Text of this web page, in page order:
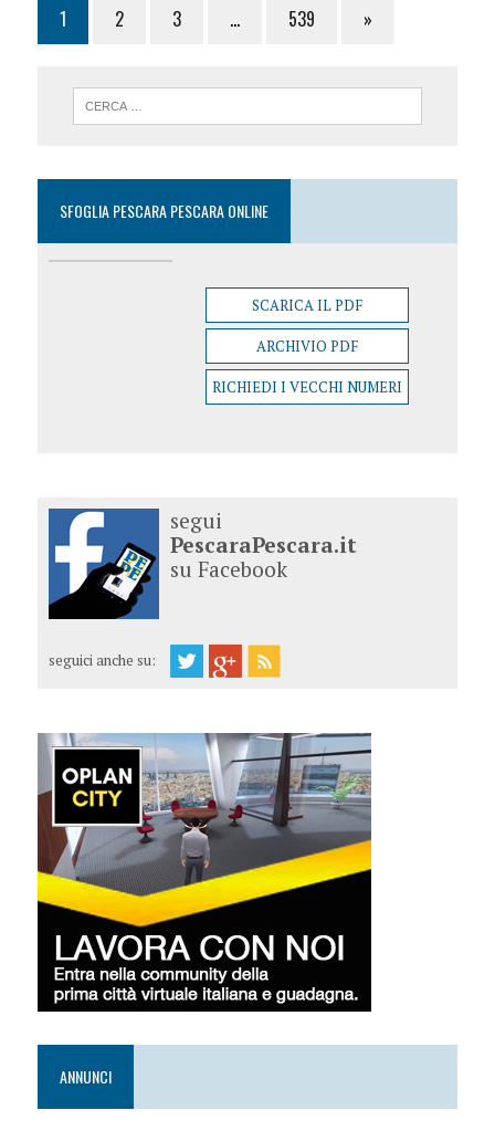
1 2 3 … 539 »
SFOGLIA PESCARA PESCARA ONLINE
SCARICA IL PDF
ARCHIVIO PDF
RICHIEDI I VECCHI NUMERI
segui
PescaraPescara.it
su Facebook
seguici anche su:
ANNUNCI